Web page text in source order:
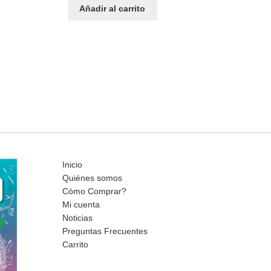
Añadir al carrito
Inicio
Quiénes somos
Cómo Comprar?
Mi cuenta
Noticias
Preguntas Frecuentes
Carrito